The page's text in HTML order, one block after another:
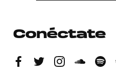
Conéctate